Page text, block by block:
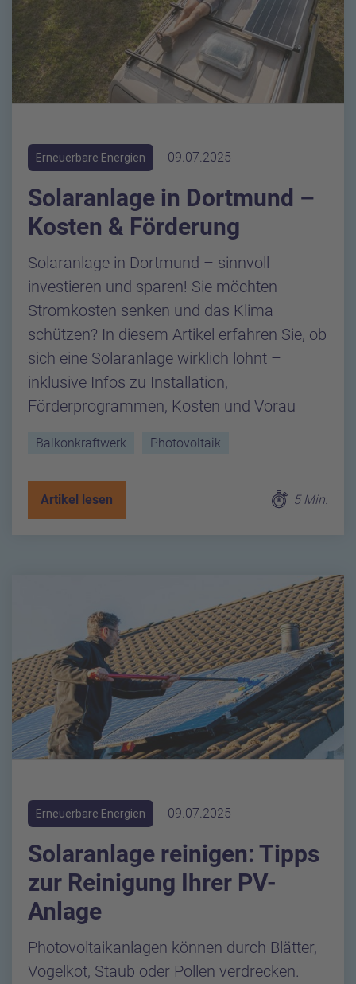
Erneuerbare Energien 09.07.2025
Solaranlage in Dortmund –
Kosten & Förderung
Solaranlage in Dortmund – sinnvoll
investieren und sparen! Sie möchten
Stromkosten senken und das Klima
schützen? In diesem Artikel erfahren Sie, ob
sich eine Solaranlage wirklich lohnt –
inklusive Infos zu Installation,
Förderprogrammen, Kosten und Vorau
Balkonkraftwerk Photovoltaik
Artikel lesen 5 Min.
Erneuerbare Energien 09.07.2025
Solaranlage reinigen: Tipps
zur Reinigung Ihrer PV-
Anlage
Photovoltaikanlagen können durch Blätter,
Vogelkot, Staub oder Pollen verdrecken.